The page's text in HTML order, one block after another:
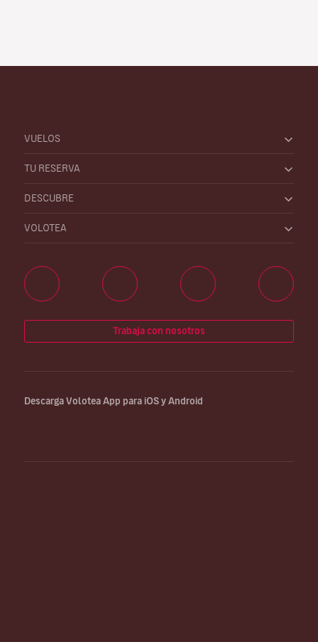
VUELOS
TU RESERVA
DESCUBRE
VOLOTEA
Trabaja con nosotros
Descarga Volotea App para iOS y Android